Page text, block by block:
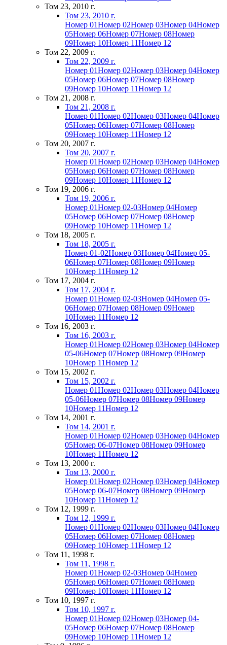
Том 23, 2010 г.
Том 23, 2010 г.
Номер 01Номер 02Номер 03Номер 04Номер
05Номер 06Номер 07Номер 08Номер
09Номер 10Номер 11Номер 12
Том 22, 2009 г.
Том 22, 2009 г.
Номер 01Номер 02Номер 03Номер 04Номер
05Номер 06Номер 07Номер 08Номер
09Номер 10Номер 11Номер 12
Том 21, 2008 г.
Том 21, 2008 г.
Номер 01Номер 02Номер 03Номер 04Номер
05Номер 06Номер 07Номер 08Номер
09Номер 10Номер 11Номер 12
Том 20, 2007 г.
Том 20, 2007 г.
Номер 01Номер 02Номер 03Номер 04Номер
05Номер 06Номер 07Номер 08Номер
09Номер 10Номер 11Номер 12
Том 19, 2006 г.
Том 19, 2006 г.
Номер 01Номер 02-03Номер 04Номер
05Номер 06Номер 07Номер 08Номер
09Номер 10Номер 11Номер 12
Том 18, 2005 г.
Том 18, 2005 г.
Номер 01-02Номер 03Номер 04Номер 05-
06Номер 07Номер 08Номер 09Номер
10Номер 11Номер 12
Том 17, 2004 г.
Том 17, 2004 г.
Номер 01Номер 02-03Номер 04Номер 05-
06Номер 07Номер 08Номер 09Номер
10Номер 11Номер 12
Том 16, 2003 г.
Том 16, 2003 г.
Номер 01Номер 02Номер 03Номер 04Номер
05-06Номер 07Номер 08Номер 09Номер
10Номер 11Номер 12
Том 15, 2002 г.
Том 15, 2002 г.
Номер 01Номер 02Номер 03Номер 04Номер
05-06Номер 07Номер 08Номер 09Номер
10Номер 11Номер 12
Том 14, 2001 г.
Том 14, 2001 г.
Номер 01Номер 02Номер 03Номер 04Номер
05Номер 06-07Номер 08Номер 09Номер
10Номер 11Номер 12
Том 13, 2000 г.
Том 13, 2000 г.
Номер 01Номер 02Номер 03Номер 04Номер
05Номер 06-07Номер 08Номер 09Номер
10Номер 11Номер 12
Том 12, 1999 г.
Том 12, 1999 г.
Номер 01Номер 02Номер 03Номер 04Номер
05Номер 06Номер 07Номер 08Номер
09Номер 10Номер 11Номер 12
Том 11, 1998 г.
Том 11, 1998 г.
Номер 01Номер 02-03Номер 04Номер
05Номер 06Номер 07Номер 08Номер
09Номер 10Номер 11Номер 12
Том 10, 1997 г.
Том 10, 1997 г.
Номер 01Номер 02Номер 03Номер 04-
05Номер 06Номер 07Номер 08Номер
09Номер 10Номер 11Номер 12